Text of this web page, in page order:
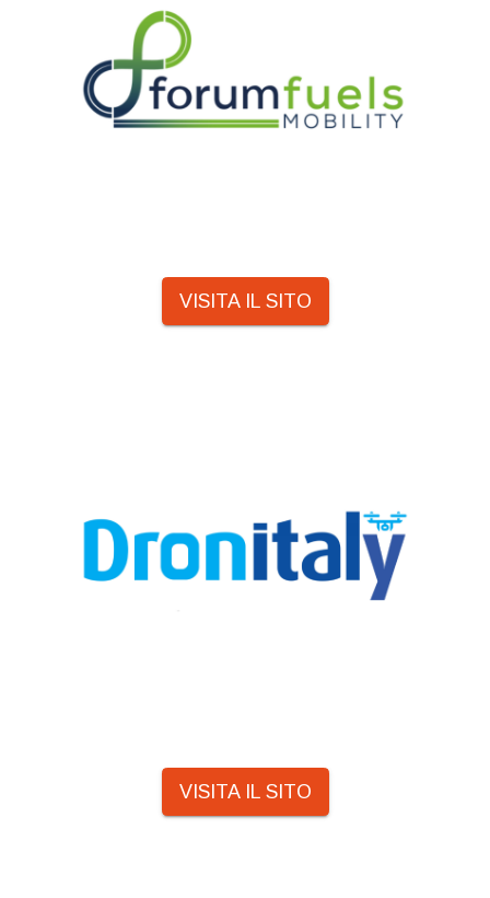
VISITA IL SITO
VISITA IL SITO